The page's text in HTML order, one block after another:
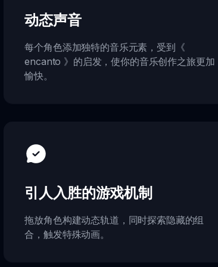
动态声音
每个角色添加独特的音乐元素，受到《
encanto 》的启发，使你的音乐创作之旅更加
愉快。
引人入胜的游戏机制
拖放角色构建动态轨道，同时探索隐藏的组
合，触发特殊动画。